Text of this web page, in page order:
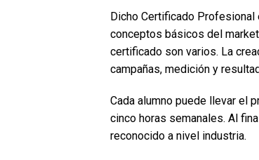
Dicho Certificado
conceptos básicos del
certificado son varios. La
campañas, medición y
Cada alumno puede llevar el
cinco horas semanales. Al
reconocido a nivel industria.